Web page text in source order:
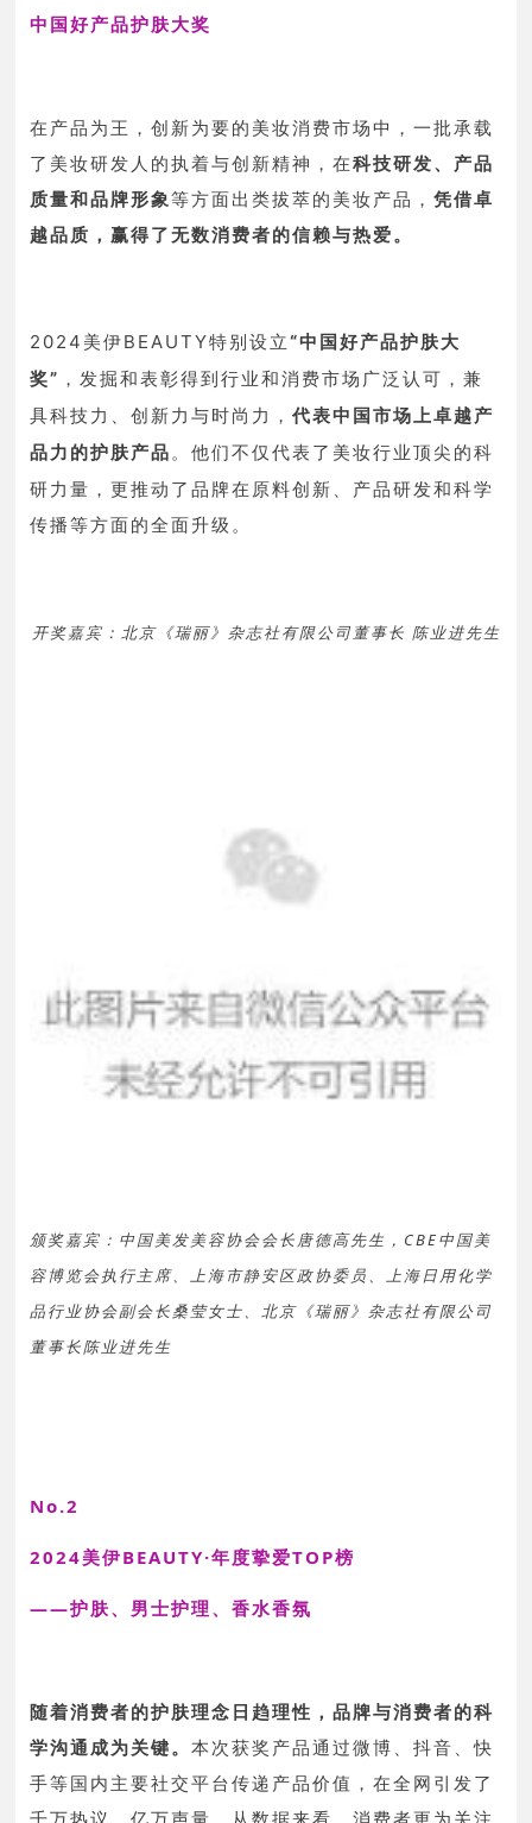
中国好产品护肤大奖
在产品为王，创新为要的美妆消费市场中，一批承载
了美妆研发人的执着与创新精神，在科技研发、产品
质量和品牌形象等方面出类拔萃的美妆产品，凭借卓
越品质，赢得了无数消费者的信赖与热爱。
2024美伊BEAUTY特别设立“中国好产品护肤大
奖” ，发掘和表彰得到行业和消费市场广泛认可，兼
具科技力、创新力与时尚力，代表中国市场上卓越产
品力的护肤产品。他们不仅代表了美妆行业顶尖的科
研力量，更推动了品牌在原料创新、产品研发和科学
传播等方面的全面升级。
开奖嘉宾：北京《瑞丽》杂志社有限公司董事长 陈业进先生
颁奖嘉宾：中国美发美容协会会长唐德高先生，CBE中国美
容博览会执行主席、上海市静安区政协委员、上海日用化学
品行业协会副会长桑莹女士、北京《瑞丽》杂志社有限公司
董事长陈业进先生
No.2
2024美伊BEAUTY·年度挚爱TOP榜
——护肤、男士护理、香水香氛
随着消费者的护肤理念日趋理性，品牌与消费者的科
学沟通成为关键。本次获奖产品通过微博、抖音、快
手等国内主要社交平台传递产品价值，在全网引发了